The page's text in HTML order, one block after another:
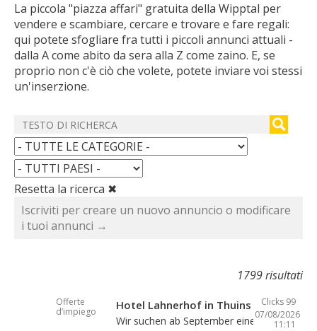
La piccola "piazza affari" gratuita della Wipptal per
vendere e scambiare, cercare e trovare e fare regali:
qui potete sfogliare fra tutti i piccoli annunci attuali -
dalla A come abito da sera alla Z come zaino. E, se
proprio non c'è ciò che volete, potete inviare voi stessi
un'inserzione.
Resetta la ricerca ✖
Iscriviti per creare un nuovo annuncio o modificare
i tuoi annunci →
1799 risultati
Offerte
d’impiego
Clicks 99
07/08/2026
11:11
Hotel Lahnerhof in Thuins sucht eine
Wir suchen ab September eine ...